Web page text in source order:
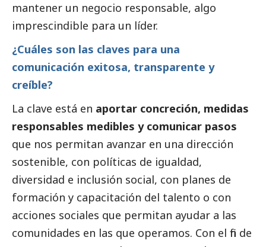
mantener un negocio responsable, algo
imprescindible para un líder.
¿Cuáles son las claves para una
comunicación exitosa, transparente y
creíble?
La clave está en aportar concreción, medidas
responsables medibles y comunicar pasos
que nos permitan avanzar en una dirección
sostenible, con políticas de igualdad,
diversidad e inclusión social, con planes de
formación y capacitación del talento o con
acciones sociales que permitan ayudar a las
comunidades en las que operamos. Con el fin de